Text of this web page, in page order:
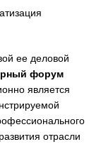
ее деловой
форум
является
отрасли